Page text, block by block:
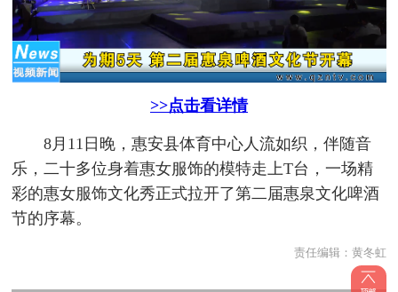
>>点击看详情
8月11日晚，惠安县体育中心人流如织，伴随音
乐，二十多位身着惠女服饰的模特走上T台，一场精
彩的惠女服饰文化秀正式拉开了第二届惠泉文化啤酒
节的序幕。
责任编辑： 黄冬虹